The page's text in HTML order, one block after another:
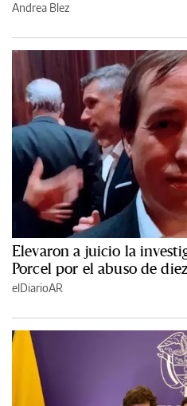
Andrea Blez
Elevaron a juicio la
Porcel por el abuso de
elDiarioAR